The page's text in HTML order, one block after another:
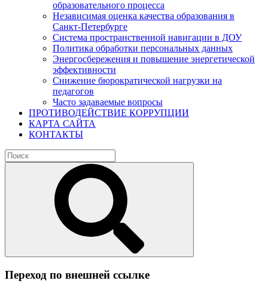
образовательного процесса
Независимая оценка качества образования в
Санкт-Петербурге
Система пространственной навигации в ДОУ
Политика обработки персональных данных
Энергосбережения и повышение энергетической
эффективности
Снижение бюрократической нагрузки на
педагогов
Часто задаваемые вопросы
ПРОТИВОДЕЙСТВИЕ КОРРУПЦИИ
КАРТА САЙТА
КОНТАКТЫ
Переход по внешней ссылке